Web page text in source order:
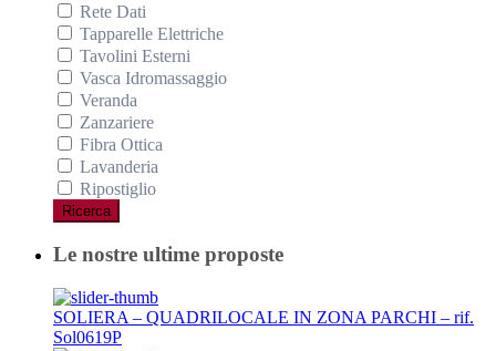
Rete Dati
Tapparelle Elettriche
Tavolini Esterni
Vasca Idromassaggio
Veranda
Zanzariere
Fibra Ottica
Lavanderia
Ripostiglio
Ricerca
Le nostre ultime proposte
SOLIERA – QUADRILOCALE IN ZONA PARCHI – rif.
Sol0619P